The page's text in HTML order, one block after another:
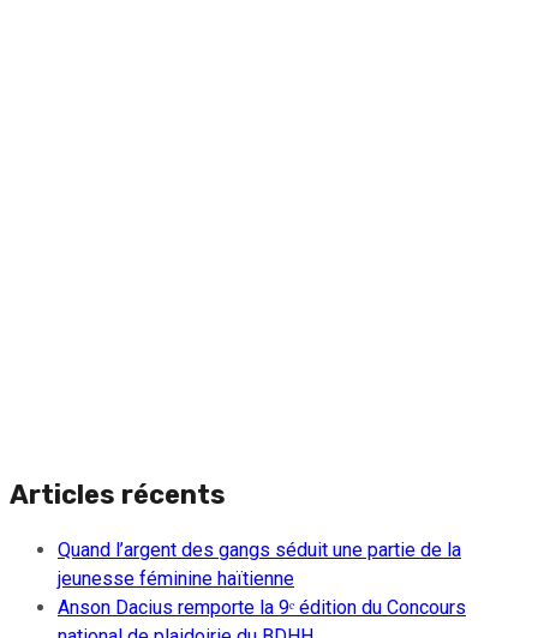
Articles récents
Quand l’argent des gangs séduit une partie de la
jeunesse féminine haïtienne
Anson Dacius remporte la 9ᵉ édition du Concours